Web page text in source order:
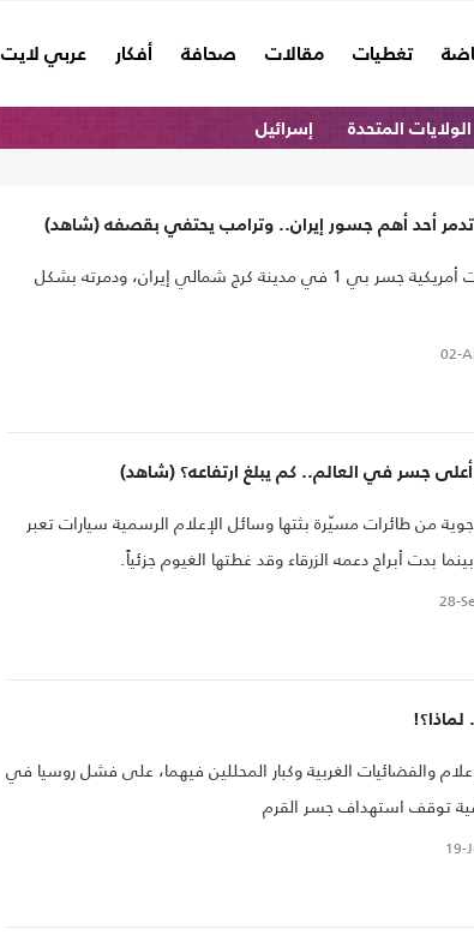
تغطيات مقالات صحافة أفكار عربي لايت
الولايات المتحدة إسرائيل
تدمر أحد أهم جسور إيران.. وترامب يحتفي بقصفه (شاهد)
قصفت مقاتلات أمريكية جسر بي 1 في مدينة كرج شمالي إيران، ودمرته بشكل
02-
جسر في العالم.. كم يبلغ ارتفاعه؟ (شاهد)
من طائرات مسيّرة بثتها وسائل الإعلام الرسمية سيارات تعبر
بدت أبراج دعمه الزرقاء وقد غطتها الغيوم جزئياً.
28-
والفضائيات الغربية وكبار المحللين فيهما، على فشل روسيا في
توقف استهداف جسر القرم
19-